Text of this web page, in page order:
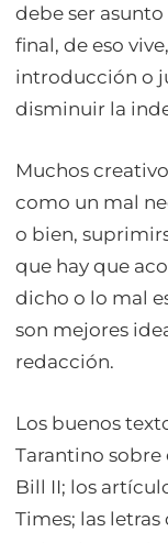
debe ser
final, de eso
introducción o
disminuir la
Muchos
como un mal
o bien,
que hay que
dicho o lo mal
son mejores
redacción.
Los buenos
Tarantino sobre
Bill II; los
Times; las